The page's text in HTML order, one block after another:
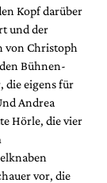
Kopf darüber
und der
von Christoph
Bühnen-
die eigens für
Andrea
Hörle, die vier
vor, die